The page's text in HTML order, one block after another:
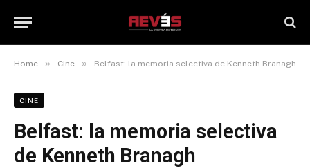
Home » Cine » Belfast: la memoria selectiva de Kenneth Branagh
CINE
Belfast: la memoria selectiva
de Kenneth Branagh